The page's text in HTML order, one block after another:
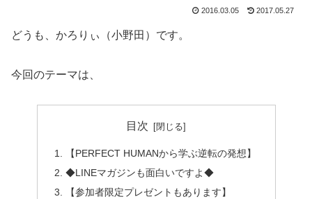
2016.03.05 2017.05.27
どうも、かろりぃ（小野田）です。
今回のテーマは、
目次
【PERFECT HUMANから学ぶ逆転の発想】
◆LINEマガジンも面白いですよ◆
【参加者限定プレゼントもあります】